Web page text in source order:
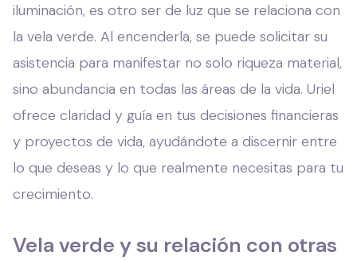
iluminación, es otro ser de luz que se relaciona con
la vela verde. Al encenderla, se puede solicitar su
asistencia para manifestar no solo riqueza material,
sino abundancia en todas las áreas de la vida. Uriel
ofrece claridad y guía en tus decisiones financieras
y proyectos de vida, ayudándote a discernir entre
lo que deseas y lo que realmente necesitas para tu
crecimiento.
Vela verde y su relación con otras